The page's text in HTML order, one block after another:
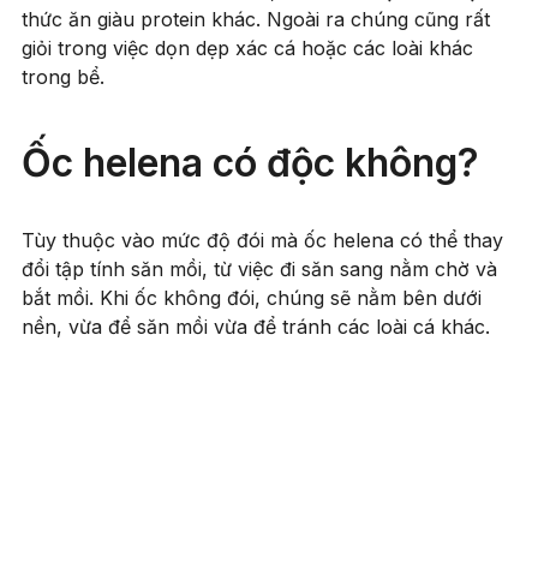
thức ăn giàu protein khác. Ngoài ra chúng cũng rất
giỏi trong việc dọn dẹp xác cá hoặc các loài khác
trong bể.
Ốc helena có độc không?
Tùy thuộc vào mức độ đói mà ốc helena có thể thay
đổi tập tính săn mồi, từ việc đi săn sang nằm chờ và
bắt mồi. Khi ốc không đói, chúng sẽ nằm bên dưới
nền, vừa để săn mồi vừa để tránh các loài cá khác.